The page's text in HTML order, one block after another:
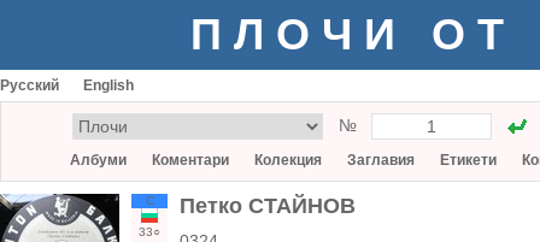
ПЛОЧИ ОТ
Русский English
№
Албуми Коментари Колекция Заглавия Етикети
С
33○
Петко СТАЙНОВ